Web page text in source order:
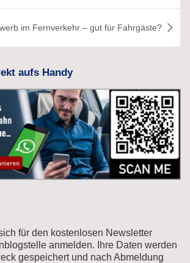
im Fernverkehr – gut für Fahrgäste?
aufs Handy
für den kostenlosen Newsletter
anmelden. Ihre Daten werden
gespeichert und nach Abmeldung